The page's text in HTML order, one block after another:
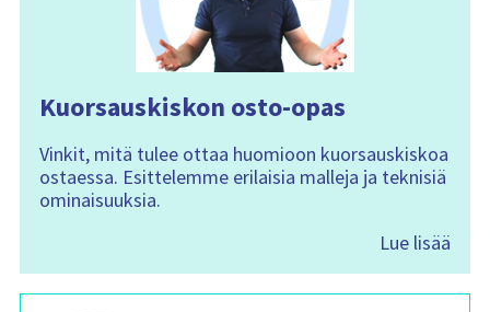
Kuorsauskiskon osto-opas
Vinkit, mitä tulee ottaa huomioon kuorsauskiskoa
ostaessa. Esittelemme erilaisia malleja ja teknisiä
ominaisuuksia.
Lue lisää